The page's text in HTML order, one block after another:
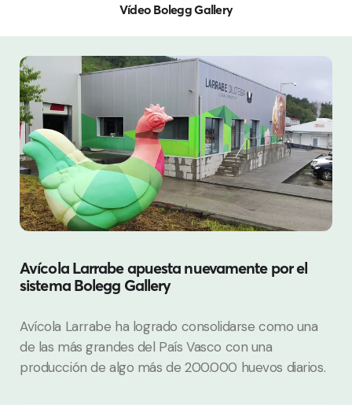
Vídeo Bolegg Gallery
Avícola Larrabe apuesta nuevamente por el
sistema Bolegg Gallery
Avícola Larrabe ha logrado consolidarse como una
de las más grandes del País Vasco con una
producción de algo más de 200.000 huevos diarios.